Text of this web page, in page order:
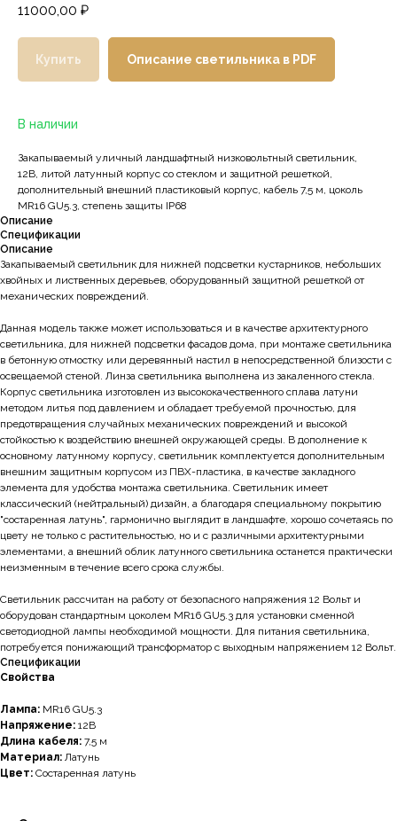
11000,00 ₽
Купить Описание светильника в PDF
В наличии
Закапываемый уличный ландшафтный низковольтный светильник,
12В, литой латунный корпус со стеклом и защитной решеткой,
дополнительный внешний пластиковый корпус, кабель 7,5 м, цоколь
MR16 GU5.3, степень защиты IP68
Описание
Спецификации
Описание
Закапываемый светильник для нижней подсветки кустарников, небольших
хвойных и лиственных деревьев, оборудованный защитной решеткой от
механических повреждений.
Данная модель также может использоваться и в качестве архитектурного
светильника, для нижней подсветки фасадов дома, при монтаже светильника
в бетонную отмостку или деревянный настил в непосредственной близости с
освещаемой стеной. Линза светильника выполнена из закаленного стекла.
Корпус светильника изготовлен из высококачественного сплава латуни
методом литья под давлением и обладает требуемой прочностью, для
предотвращения случайных механических повреждений и высокой
стойкостью к воздействию внешней окружающей среды. В дополнение к
основному латунному корпусу, светильник комплектуется дополнительным
внешним защитным корпусом из ПВХ-пластика, в качестве закладного
элемента для удобства монтажа светильника. Светильник имеет
классический (нейтральный) дизайн, а благодаря специальному покрытию
"состаренная латунь", гармонично выглядит в ландшафте, хорошо сочетаясь по
цвету не только с растительностью, но и с различными архитектурными
элементами, а внешний облик латунного светильника останется практически
неизменным в течение всего срока службы.
Светильник рассчитан на работу от безопасного напряжения 12 Вольт и
оборудован стандартным цоколем MR16 GU5.3 для установки сменной
светодиодной лампы необходимой мощности. Для питания светильника,
потребуется понижающий трансформатор с выходным напряжением 12 Вольт.
Спецификации
Свойства
Лампа: MR16 GU5.3
Напряжение: 12В
Длина кабеля: 7,5 м
Материал: Латунь
Цвет: Состаренная латунь